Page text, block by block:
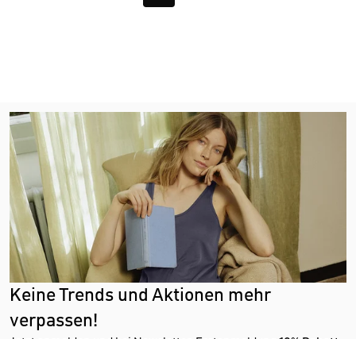
Keine Trends und Aktionen mehr
verpassen!